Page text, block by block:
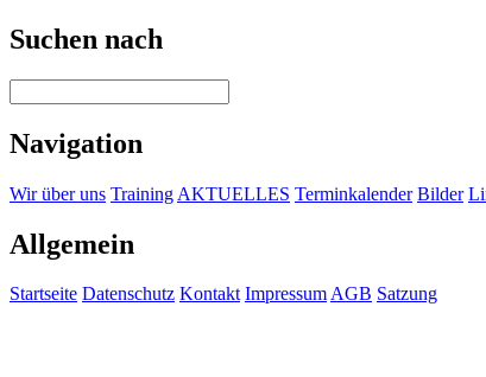
Suchen nach
Navigation
Wir über uns Training AKTUELLES Terminkalender Bilder
Allgemein
Startseite Datenschutz Kontakt ImpressumAGB Satzung